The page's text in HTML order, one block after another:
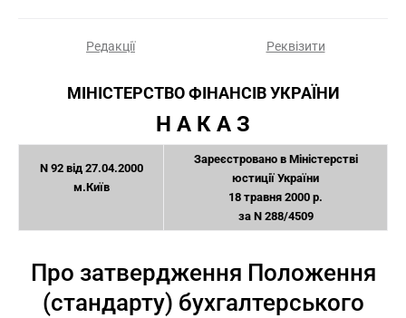
Редакції Реквізити
МІНІСТЕРСТВО ФІНАНСІВ УКРАЇНИ
Н А К А З
N 92 від 27.04.2000
м.Київ
Зареєстровано в Міністерстві
юстиції України
18 травня 2000 р.
за N 288/4509
Про затвердження Положення
(стандарту) бухгалтерського